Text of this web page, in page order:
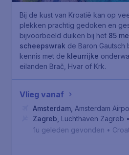
Bij de kust van Kroatië kan op
plekken prachtig gedoken en
bijvoorbeeld duiken bij het 85
scheepswrak de Baron Gautsch
kennis met de kleurrijke
eilanden Brač, Hvar of Krk.
Vlieg vanaf
Amsterdam Amsterdam
Zagreb Luchthaven Zagreb
1u geleden gevonden •